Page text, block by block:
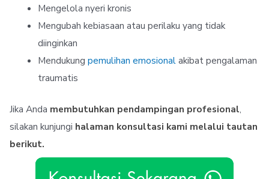
Mengelola nyeri kronis
Mengubah kebiasaan atau perilaku yang tidak
diinginkan
Mendukung pemulihan emosionalakibat pengalaman
traumatis
Jika Anda membutuhkan pendampingan profesional,
silakan kunjungi halaman konsultasi kami melalui tautan
berikut.